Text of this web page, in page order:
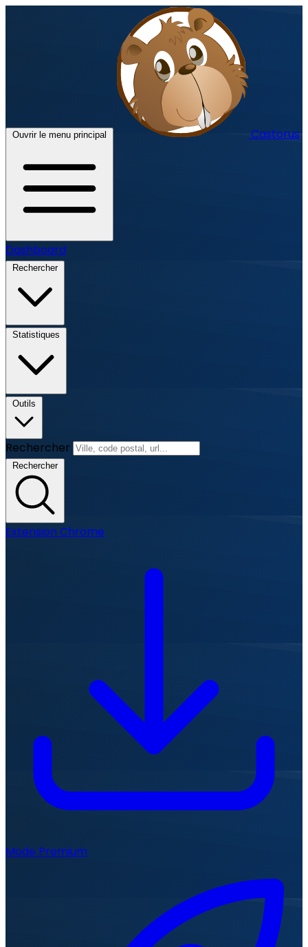
Ouvrir le menu principal Castorus
Dashboard
Rechercher
Statistiques
Outils
Rechercher
Rechercher
Extension Chrome
Mode Premium